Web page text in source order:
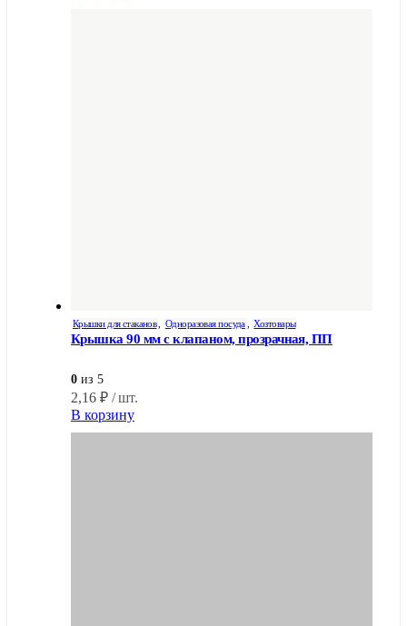
Крышки для стаканов Одноразовая посуда Хозтовары
Крышка 90 мм с клапаном, прозрачная, ПП
0 из 5
2,16 ₽ / шт.
В корзину